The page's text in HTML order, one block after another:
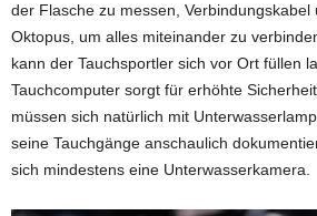
der Flasche zu messen, Verbindungskabel
Oktopus, um alles miteinander zu
kann der Tauchsportler sich vor Ort füllen
Tauchcomputer sorgt für erhöhte
müssen sich natürlich mit
seine Tauchgänge anschaulich
sich mindestens eine Unterwasserkamera.